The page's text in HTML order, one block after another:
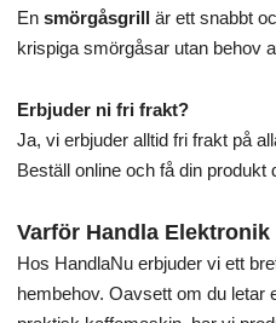
En smörgåsgrill är ett snabbt
krispiga smörgåsar utan behov
Erbjuder ni fri frakt?
Ja, vi erbjuder alltid fri frakt på
Beställ online och få din produkt
Varför Handla
Hos HandlaNu erbjuder vi ett
hembehov. Oavsett om du letar